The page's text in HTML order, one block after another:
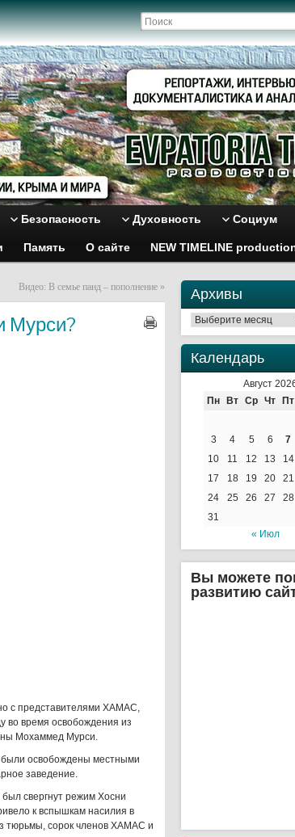
Безопасность Духовность Социум
Память О сайте NEW TIMELINE
Видео: В семье панд – пополнение »
Мурси?
с представителями ХАМАС,
во время освобождения из
Мохаммед Мурси.
были освобождены местными
заведение.
свергнут режим Хосни
к вспышкам насилия в
тюрьмы, сорок членов ХАМАС и
Архивы
Архивы
Календарь
Август
Пн
Вт Ср Чт Пт
3
4 5 6 7
10
11 12 13 14
17
18 19 20 21
24
25 26 27 28
31
« Июл
Вы можете
развитию